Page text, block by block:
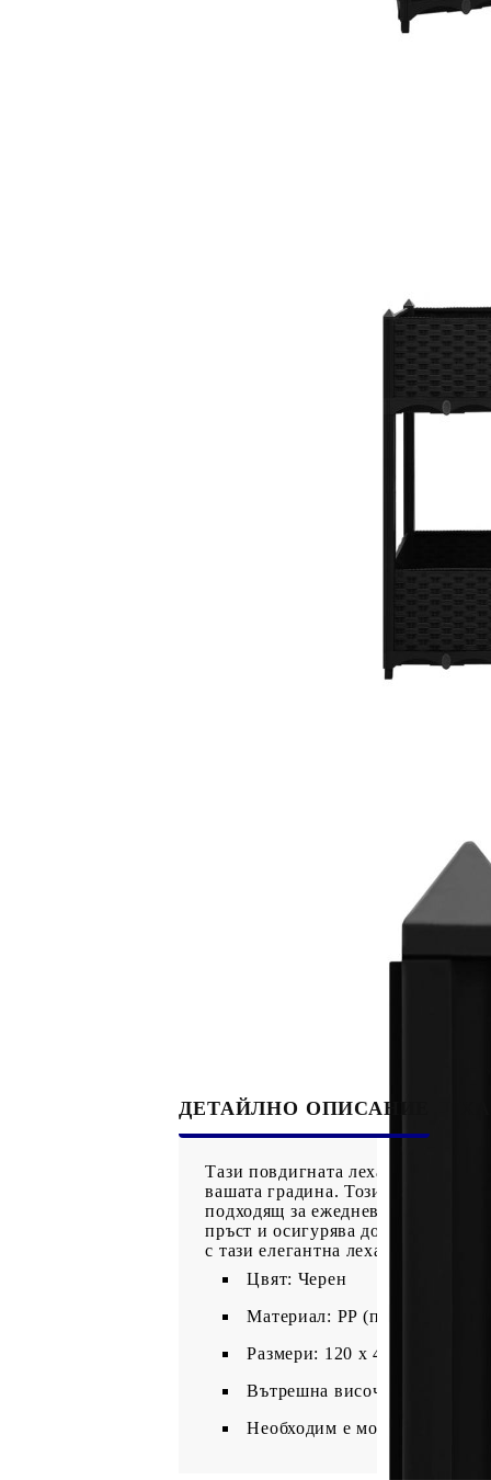
ДЕТАЙЛНО ОПИСАНИЕ
Тази повдигната леха е отличен
вашата градина. Този плантер,
подходящ за ежедневна употреба
пръст и осигурява достатъчно
с тази елегантна леха за
Цвят: Черен
Материал: PP
Размери: 120 x 40 х 71 см
Вътрешна височина: 15 см
Необходим е монтаж